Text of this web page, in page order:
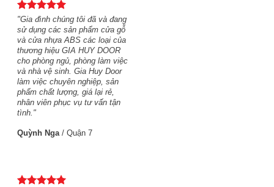
"Gia đình chúng tôi đã và đang
sử dụng các sản phẩm cửa gỗ
và cửa nhựa ABS các loại của
thương hiệu GIA HUY DOOR
cho phòng ngủ, phòng làm việc
và nhà vệ sinh. Gia Huy Door
làm việc chuyên nghiệp, sản
phẩm chất lượng, giá lại rẻ,
nhân viên phục vụ tư vấn tận
tình."
Quỳnh Nga / Quận 7